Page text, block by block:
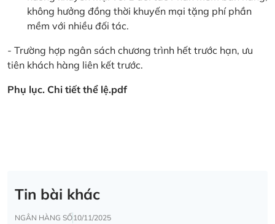
không hưởng đồng thời khuyến mại tặng phí phần
mềm với nhiều đối tác.
- Trường hợp ngân sách chương trình hết trước hạn, ưu
tiên khách hàng liên kết trước.
Phụ lục. Chi tiết thể lệ.pdf
Tin bài khác
NGÂN HÀNG SỐ10/11/2025